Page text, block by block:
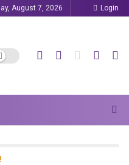
August 7, 2026 Login